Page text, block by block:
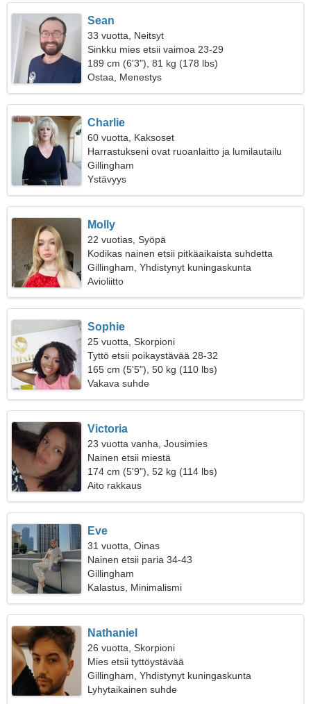
Sean
33 vuotta, Neitsyt
Sinkku mies etsii vaimoa 23-29
189 cm (6'3"), 81 kg (178 lbs)
Ostaa, Menestys
Charlie
60 vuotta, Kaksoset
Harrastukseni ovat ruoanlaitto ja lumilautailu
Gillingham
Ystävyys
Molly
22 vuotias, Syöpä
Kodikas nainen etsii pitkäaikaista suhdetta
Gillingham, Yhdistynyt kuningaskunta
Avioliitto
Sophie
25 vuotta, Skorpioni
Tyttö etsii poikaystävää 28-32
165 cm (5'5"), 50 kg (110 lbs)
Vakava suhde
Victoria
23 vuotta vanha, Jousimies
Nainen etsii miestä
174 cm (5'9"), 52 kg (114 lbs)
Aito rakkaus
Eve
31 vuotta, Oinas
Nainen etsii paria 34-43
Gillingham
Kalastus, Minimalismi
Nathaniel
26 vuotta, Skorpioni
Mies etsii tyttöystävää
Gillingham, Yhdistynyt kuningaskunta
Lyhytaikainen suhde